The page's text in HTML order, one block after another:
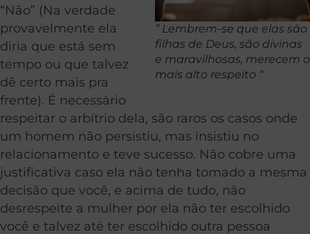
” Lembrem-se que elas são
filhas de Deus, são divinas
e maravilhosas, merecem o
mais alto respeito “
“Não” (Na verdade
provavelmente ela
diria que está sem
tempo ou que talvez
dê certo mais pra
frente). É necessário
respeitar o arbítrio dela, são raros os casos onde
um homem não persistiu, mas insistiu no
relacionamento e teve sucesso. Não cobre uma
justificativa caso ela não tenha tomado a mesma
decisão que você, e acima de tudo, não
desrespeite a mulher por ela não ter escolhido
você e talvez até ter escolhido outra pessoa